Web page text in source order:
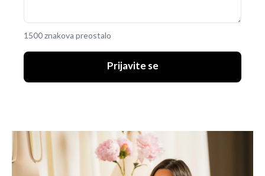
1500 znakova preostalo
Prijavite se